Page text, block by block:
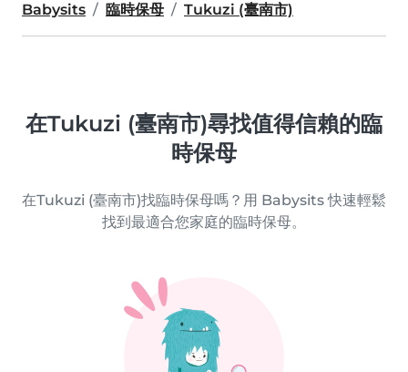
Babysits 臨時保母 Tukuzi (臺南市)
在Tukuzi (臺南市)尋找值得信賴的臨
時保母
在Tukuzi (臺南市)找臨時保母嗎？用 Babysits 快速輕鬆
找到最適合您家庭的臨時保母。